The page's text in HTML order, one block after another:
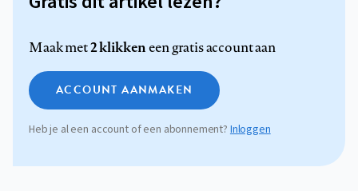
Maak met2 klikkeneen gratis account aan
ACCOUNT AANMAKEN
Heb je al een account of een abonnement? Inloggen